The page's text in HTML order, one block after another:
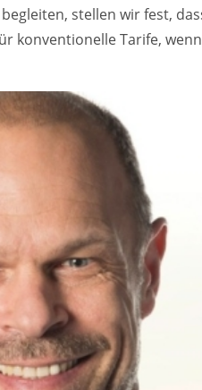
stellen wir fest,
konventionelle Tarife,